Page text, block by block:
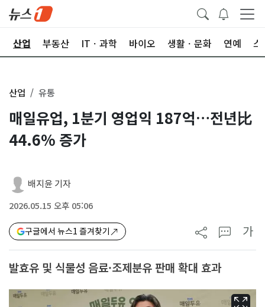
산업 부동산 ITㆍ과학 바이오 생활ㆍ문화 연예 스
산업 유통
매일유업, 1분기 영업익 187억…전년比
44.6% 증가
배지윤 기자
2026.05.15 오후 05:06
구글에서 뉴스1 즐겨찾기 가
발효유 및 식물성 음료·조제분유 판매 확대 효과